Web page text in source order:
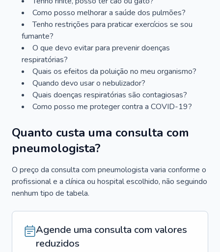
Como posso melhorar a saúde dos pulmões?
Tenho restrições para praticar exercícios se sou
fumante?
O que devo evitar para prevenir doenças
respiratórias?
Quais os efeitos da poluição no meu organismo?
Quando devo usar o nebulizador?
Quais doenças respiratórias são contagiosas?
Como posso me proteger contra a COVID-19?
Quanto custa uma consulta com
pneumologista?
O preço da consulta com pneumologista varia conforme o
profissional e a clínica ou hospital escolhido, não seguindo
nenhum tipo de tabela.
Agende uma consulta com valores
reduzidos